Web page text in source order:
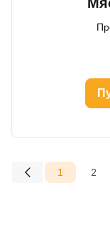
1
(current)
2